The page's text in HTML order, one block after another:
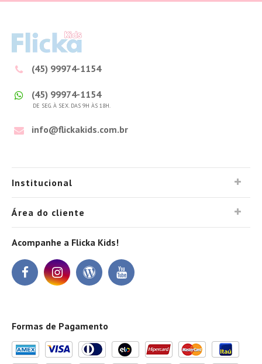
(45) 99974-1154
(45) 99974-1154
DE SEG. À SEX. DAS 9H ÀS 18H.
info@flickakids.com.br
Institucional
Área do cliente
Acompanhe a Flicka Kids!
Formas de Pagamento